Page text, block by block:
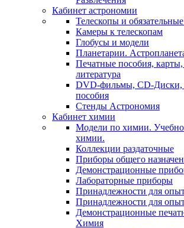
Кабинет астрономии
Телескопы и
Камеры к телескопам
Глобусы и модели
Планетарии.
Печатные пособия,
литература
DVD-фильмы, CD-Диски,
пособия
Стенды Астрономия
Кабинет химии
Модели по химии.
химии.
Коллекции раздаточные
Приборы общего
Демонстрационные
Лабораторные приборы
Принадлежности для
Принадлежности для
Демонстрационные
Химия